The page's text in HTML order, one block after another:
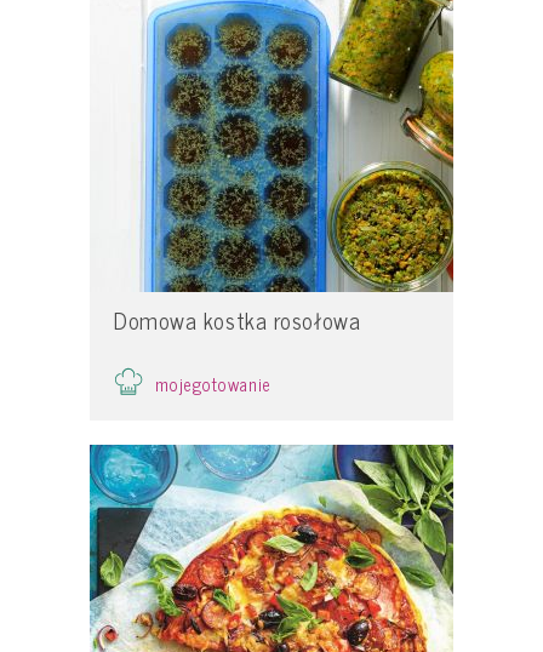
Domowa kostka rosołowa
mojegotowanie